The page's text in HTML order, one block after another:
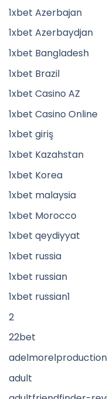
1xbet Azerbajan
1xbet Azerbaydjan
1xbet Bangladesh
1xbet Brazil
1xbet Casino AZ
1xbet Casino Online
1xbet giriş
1xbet Kazahstan
1xbet Korea
1xbet malaysia
1xbet Morocco
1xbet qeydiyyat
1xbet russia
1xbet russian
1xbet russian1
2
22bet
adult